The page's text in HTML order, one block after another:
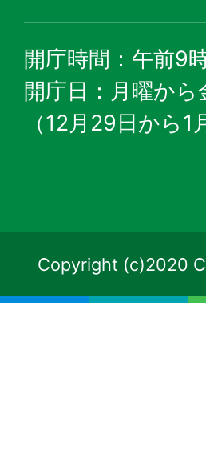
開庁時間：午前9
開庁日：月曜か
（12月29日から
Copyright (c)2020